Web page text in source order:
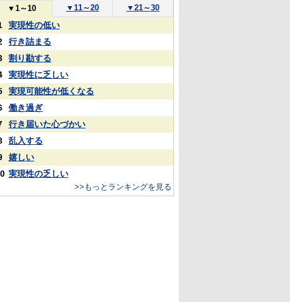
▼ 1～10 ▼ 11～20 ▼ 21～30
実現性の低い
行き詰まる
割り勘する
実現性に乏しい
実現可能性が低くなる
働き過ぎ
行き届いた心づかい
乱入する
嬉しい
実現性の乏しい
>>もっとランキングを見る